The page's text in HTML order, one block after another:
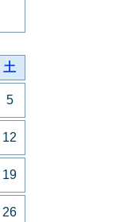
土
5
12
19
26